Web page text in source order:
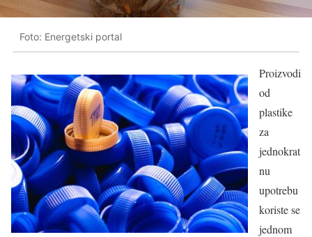
Foto: Energetski portal
Proizvodi
od
plastike
za
jednokrat
nu
upotrebu
koriste se
jednom